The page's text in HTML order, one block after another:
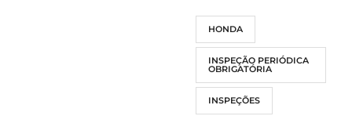
HONDA
INSPEÇÃO PERIÓDICA
OBRIGATÓRIA
INSPEÇÕES